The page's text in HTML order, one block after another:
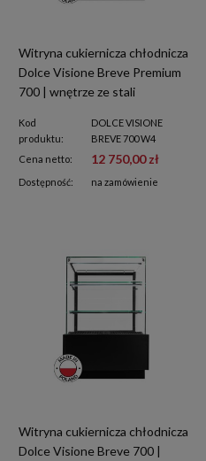
Witryna cukiernicza chłodnicza
Dolce Visione Breve Premium
700 | wnętrze ze stali
| 700x670x1110+/-10 mm
Kod
produktu:
DOLCE VISIONE
BREVE 700 W4
Cena netto:
12 750,00 zł
Dostępność: na zamówienie
Witryna cukiernicza chłodnicza
Dolce Visione Breve 700 |